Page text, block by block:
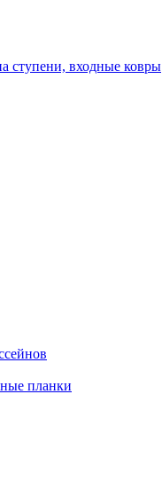
ступени, входные ковры
планки